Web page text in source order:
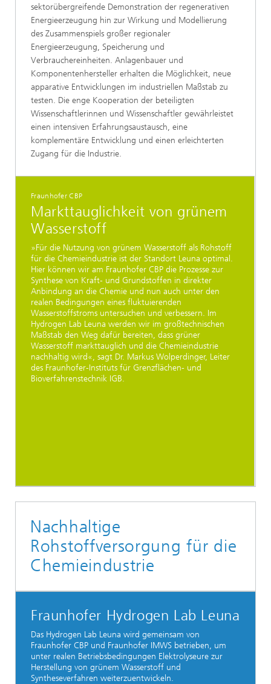
sektorübergreifende Demonstration der regenerativen
Energieerzeugung hin zur Wirkung und Modellierung
des Zusammenspiels großer regionaler
Energieerzeugung, Speicherung und
Verbrauchereinheiten. Anlagenbauer und
Komponentenhersteller erhalten die Möglichkeit, neue
apparative Entwicklungen im industriellen Maßstab zu
testen. Die enge Kooperation der beteiligten
Wissenschaftlerinnen und Wissenschaftler gewährleistet
einen intensiven Erfahrungsaustausch, eine
komplementäre Entwicklung und einen erleichterten
Zugang für die Industrie.
Fraunhofer CBP
Markttauglichkeit von grünem
Wasserstoff
»Für die Nutzung von grünem Wasserstoff als Rohstoff
für die Chemieindustrie ist der Standort Leuna optimal.
Hier können wir am Fraunhofer CBP die Prozesse zur
Synthese von Kraft- und Grundstoffen in direkter
Anbindung an die Chemie und nun auch unter den
realen Bedingungen eines fluktuierenden
Wasserstoffstroms untersuchen und verbessern. Im
Hydrogen Lab Leuna werden wir im großtechnischen
Maßstab den Weg dafür bereiten, dass grüner
Wasserstoff markttauglich und die Chemieindustrie
nachhaltig wird«, sagt Dr. Markus Wolperdinger, Leiter
des Fraunhofer-Instituts für Grenzflächen- und
Bioverfahrenstechnik IGB.
Nachhaltige
Rohstoffversorgung für die
Chemieindustrie
Fraunhofer Hydrogen Lab Leuna
Das Hydrogen Lab Leuna wird gemeinsam von
Fraunhofer CBP und Fraunhofer IMWS betrieben, um
unter realen Betriebsbedingungen Elektrolyseure zur
Herstellung von grünem Wasserstoff und
Syntheseverfahren weiterzuentwickeln.